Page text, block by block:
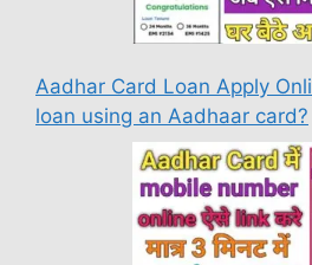
Aadhar Card Loan Apply
loan using an Aadhaar card?